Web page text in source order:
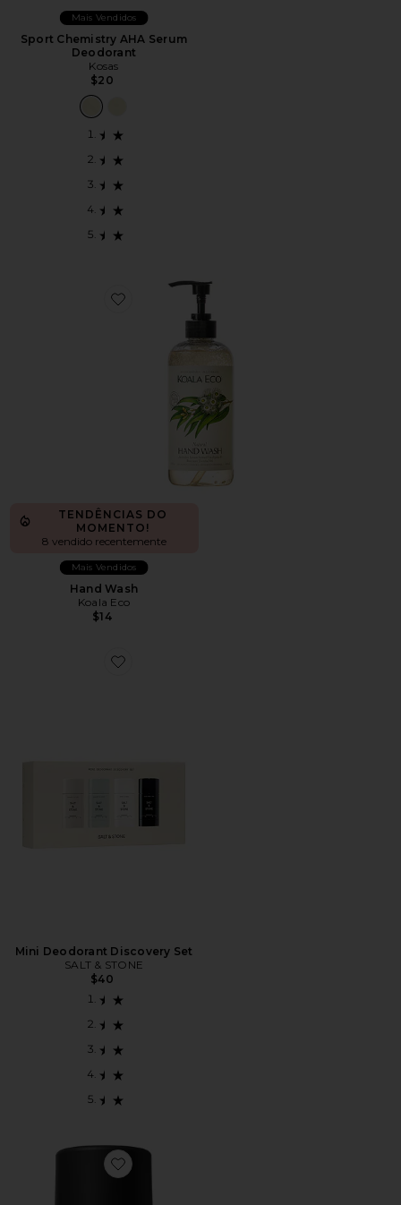
Mais Vendidos
Sport Chemistry AHA Serum
Deodorant
Kosas
$20
Favorite Hand Wash
TENDÊNCIAS DO
MOMENTO!
8 vendido recentemente
Mais Vendidos
Hand Wash
Koala Eco
$14
Favorite Mini Deodorant Discovery Set
Mini Deodorant Discovery Set
SALT & STONE
$40
Favorite Rose Whip Deodorant